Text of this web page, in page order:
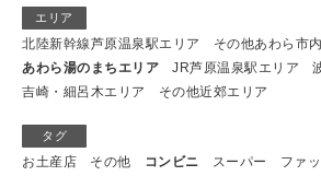
エリア
北陸新幹線芦原温泉駅エリア
その他あわら市
あわら湯のまちエリア
JR芦原温泉駅エリア
吉崎・細呂木エリア
その他近郊エリア
タグ
お土産店 その他 コンビニ スーパー
ファ